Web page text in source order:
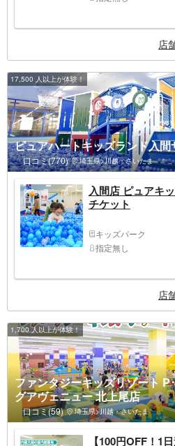
店
17,500 人以上が体験！
ピュアハートキッズランド入間
口コミ(770) 埼玉県>川越・さいたま
入間店 ピュアキ
チケット
キッズパーク
指定無し
店
1,700 人以上が体験！
ファンタジーキッズリゾート
グアヴェニュー 北上尾店
口コミ(59) 埼玉県>川越・さいたま
【100円OFF！1